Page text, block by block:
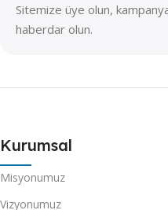
Sitemize üye olun,
haberdar olun.
Kurumsal
Misyonumuz
Vizyonumuz